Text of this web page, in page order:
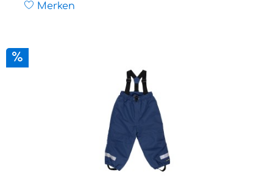
Merken